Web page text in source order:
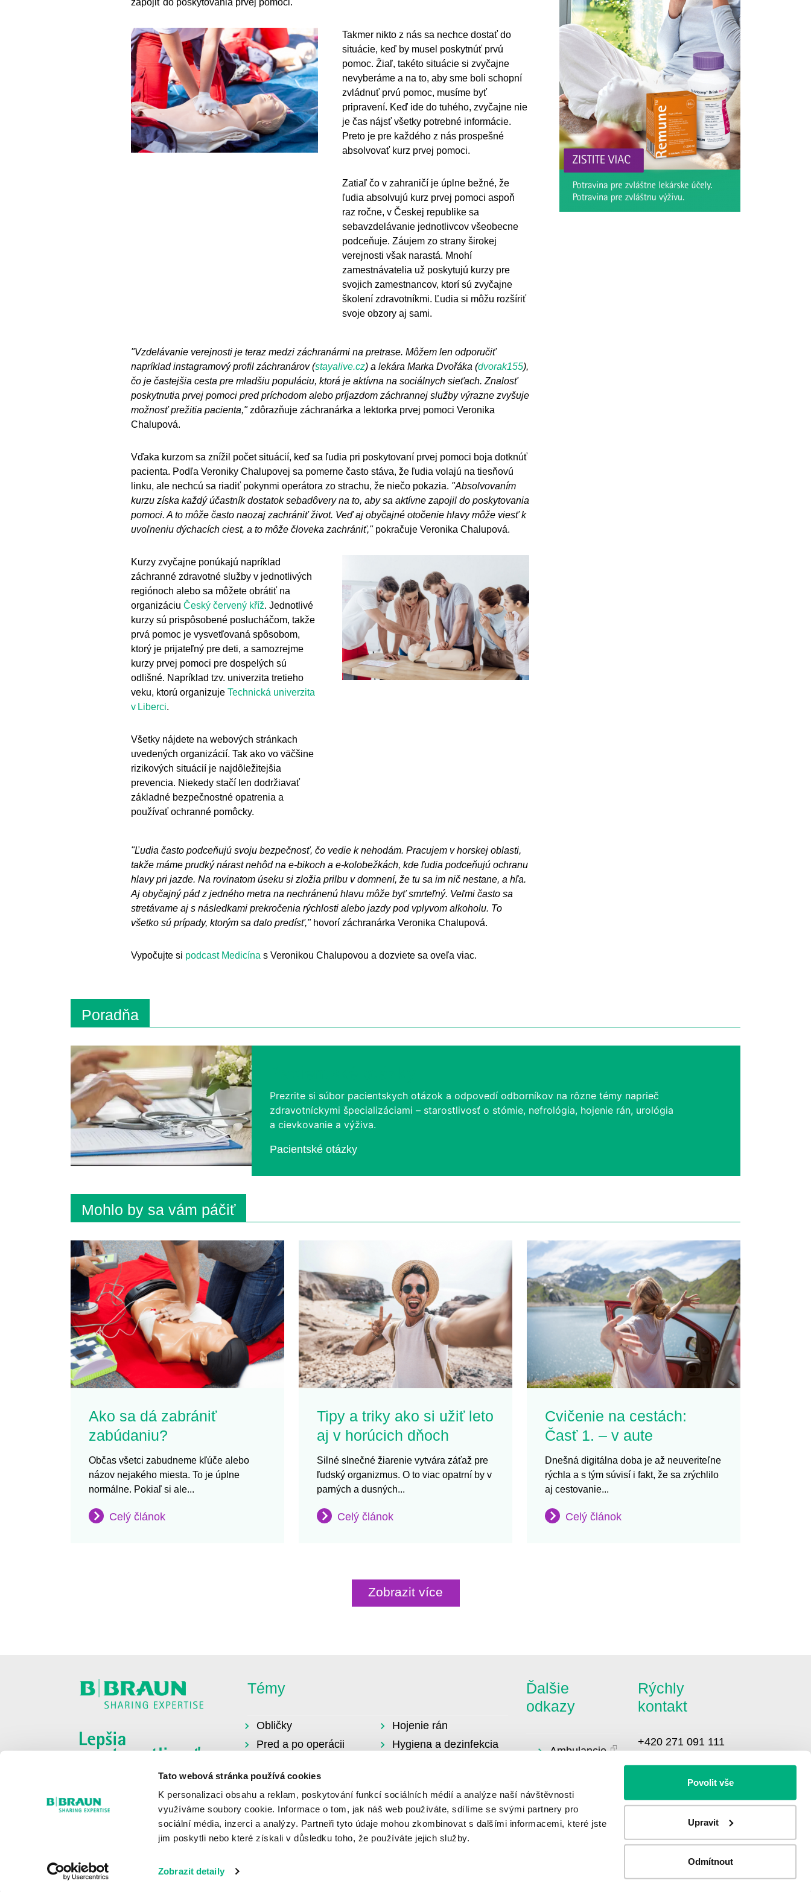
Tato webová stránka používá cookies
K personalizaci obsahu a reklam, poskytování funkcí sociálních médií a analýze naší návštěvnosti
využíváme soubory cookie. Informace o tom, jak náš web používáte, sdílíme se svými partnery pro
sociální média, inzerci a analýzy. Partneři tyto údaje mohou zkombinovat s dalšími informacemi, které jste
jim poskytli nebo které získali v důsledku toho, že používáte jejich služby.
Zobrazit detaily
Povolit vše
Upravit
Odmítnout
zapojiť do poskytovania prvej pomoci.
Takmer nikto z nás sa nechce dostať do
situácie, keď by musel poskytnúť prvú
pomoc. Žiaľ, takéto situácie si zvyčajne
nevyberáme a na to, aby sme boli schopní
zvládnuť prvú pomoc, musíme byť
pripravení. Keď ide do tuhého, zvyčajne nie
je čas nájsť všetky potrebné informácie.
Preto je pre každého z nás prospešné
absolvovať kurz prvej pomoci.
Zatiaľ čo v zahraničí je úplne bežné, že
ľudia absolvujú kurz prvej pomoci aspoň
raz ročne, v Českej republike sa
sebavzdelávanie jednotlivcov všeobecne
podceňuje. Záujem zo strany širokej
verejnosti však narastá. Mnohí
zamestnávatelia už poskytujú kurzy pre
svojich zamestnancov, ktorí sú zvyčajne
školení zdravotníkmi. Ľudia si môžu rozšíriť
svoje obzory aj sami.
"Vzdelávanie verejnosti je teraz medzi záchranármi na pretrase. Môžem len odporučiť
napríklad instagramový profil záchranárov (stayalive.cz) a lekára Marka Dvořáka (dvorak155),
čo je častejšia cesta pre mladšiu populáciu, ktorá je aktívna na sociálnych sieťach. Znalosť
poskytnutia prvej pomoci pred príchodom alebo príjazdom záchrannej služby výrazne zvyšuje
možnosť prežitia pacienta,"zdôrazňuje záchranárka a lektorka prvej pomoci Veronika
Chalupová.
Vďaka kurzom sa znížil počet situácií, keď sa ľudia pri poskytovaní prvej pomoci boja dotknúť
pacienta. Podľa Veroniky Chalupovej sa pomerne často stáva, že ľudia volajú na tiesňovú
linku, ale nechcú sa riadiť pokynmi operátora zo strachu, že niečo pokazia. "Absolvovaním
kurzu získa každý účastník dostatok sebadôvery na to, aby sa aktívne zapojil do poskytovania
pomoci. A to môže často naozaj zachrániť život. Veď aj obyčajné otočenie hlavy môže viesť k
uvoľneniu dýchacích ciest, a to môže človeka zachrániť,"pokračuje Veronika Chalupová.
Kurzy zvyčajne ponúkajú napríklad
záchranné zdravotné služby v jednotlivých
regiónoch alebo sa môžete obrátiť na
organizáciu Český červený kříž. Jednotlivé
kurzy sú prispôsobené poslucháčom, takže
prvá pomoc je vysvetľovaná spôsobom,
ktorý je prijateľný pre deti, a samozrejme
kurzy prvej pomoci pre dospelých sú
odlišné. Napríklad tzv. univerzita tretieho
veku, ktorú organizuje Technická univerzita
v Liberci.
Všetky nájdete na webových stránkach
uvedených organizácií. Tak ako vo väčšine
rizikových situácií je najdôležitejšia
prevencia. Niekedy stačí len dodržiavať
základné bezpečnostné opatrenia a
používať ochranné pomôcky.
"Ľudia často podceňujú svoju bezpečnosť, čo vedie k nehodám. Pracujem v horskej oblasti,
takže máme prudký nárast nehôd na e-bikoch a e-kolobežkách, kde ľudia podceňujú ochranu
hlavy pri jazde. Na rovinatom úseku si zložia prilbu v domnení, že tu sa im nič nestane, a hľa.
Aj obyčajný pád z jedného metra na nechránenú hlavu môže byť smrteľný. Veľmi často sa
stretávame aj s následkami prekročenia rýchlosti alebo jazdy pod vplyvom alkoholu. To
všetko sú prípady, ktorým sa dalo predísť," hovorí záchranárka Veronika Chalupová.
Vypočujte si podcast Medicína s Veronikou Chalupovou a dozviete sa oveľa viac.
Poradňa
Prezrite si súbor pacientskych otázok a odpovedí odborníkov na rôzne témy naprieč
zdravotníckymi špecializáciami – starostlivosť o stómie, nefrológia, hojenie rán, urológia
a cievkovanie a výživa.
Pacientské otázky
Mohlo by sa vám páčiť
Ako sa dá zabrániť
zabúdaniu?
Občas všetci zabudneme kľúče alebo
názov nejakého miesta. To je úplne
normálne. Pokiaľ si ale...
Celý článok
Tipy a triky ako si užiť leto
aj v horúcich dňoch
Silné slnečné žiarenie vytvára záťaž pre
ľudský organizmus. O to viac opatrní by v
parných a dusných...
Celý článok
Cvičenie na cestách:
Časť 1. – v aute
Dnešná digitálna doba je až neuveriteľne
rýchla a s tým súvisí i fakt, že sa zrýchlilo
aj cestovanie...
Celý článok
Zobrazit více
Témy
Obličky
Hojenie rán
Pred a po operácii
Hygiena a dezinfekcia
Zdravý životný štýl
Ďalšie
odkazy
Ambulancie
otázky
Novinky
GDPR
Rýchly
kontakt
+420 271 091 111